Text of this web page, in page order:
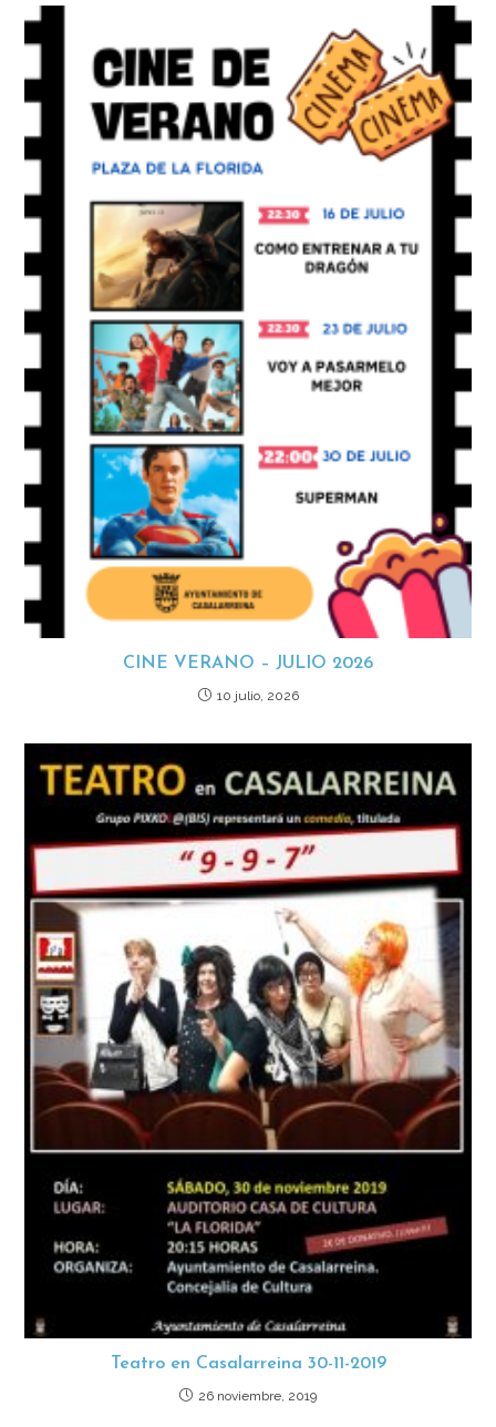
CINE VERANO – JULIO 2026
10 julio, 2026
Teatro en Casalarreina 30-11-2019
26 noviembre, 2019